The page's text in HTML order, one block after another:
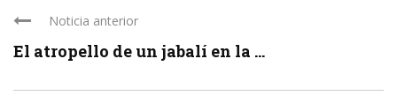
Noticia anterior
El atropello de un jabalí en la ...